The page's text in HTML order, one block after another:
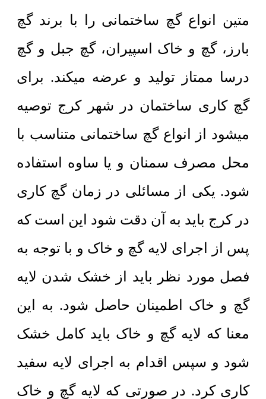
متین انواع گچ ساختمانی را با برند گچ
بارز، گچ و خاک اسپیران، گچ جبل و گچ
درسا ممتاز تولید و عرضه میکند. برای
گچ کاری ساختمان در شهر کرج توصیه
میشود از انواع گچ ساختمانی متناسب با
محل مصرف سمنان و یا ساوه استفاده
شود. یکی از مسائلی در زمان گچ کاری
در کرج باید به آن دقت شود این است که
پس از اجرای لایه گچ و خاک و با توجه به
فصل مورد نظر باید از خشک شدن لایه
گچ و خاک اطمینان حاصل شود. به این
معنا که لایه گچ و خاک باید کامل خشک
شود و سپس اقدام به اجرای لایه سفید
کاری کرد. در صورتی که لایه گچ و خاک